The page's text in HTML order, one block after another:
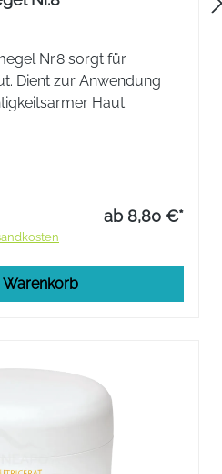
Nr.8 sorgt für
Dient zur Anwendung
Haut.
ab 8,80 €*
Warenkorb